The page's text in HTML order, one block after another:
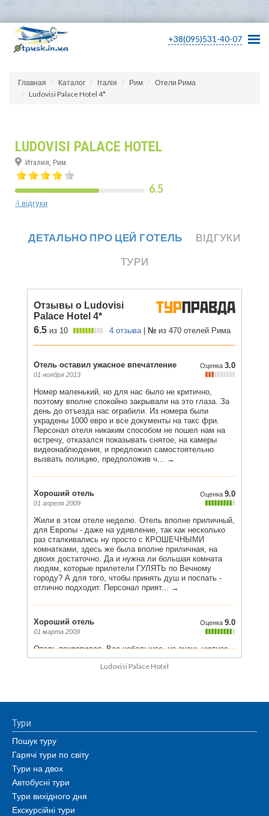
+38(095)531-40-07
Главная Каталог Італія Рим
Отели Рима
Ludovisi Palace Hotel 4*
LUDOVISI PALACE HOTEL
Италия, Рим
6.5
4 відгуки
ДЕТАЛЬНО ПРО ЦЕЙ ГОТЕЛЬ
ВІДГУКИ
ТУРИ
Ludovisi Palace Hotel
Тури
Пошук туру
Гарячі тури по світу
Тури на двох
Автобусні тури
Тури вихідного дня
Екскурсійні тури